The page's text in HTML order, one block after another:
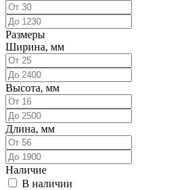
Размеры
Ширина, мм
Высота, мм
Длина, мм
Наличие
В наличии